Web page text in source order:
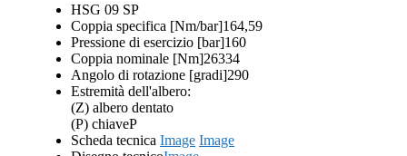
HSG 09 SP
Coppia specifica [Nm/bar]164,59
Pressione di esercizio [bar]160
Coppia nominale [Nm]26334
Angolo di rotazione [gradi]290
Estremità dell'albero:
(Z) albero dentato
(P) chiaveP
Scheda tecnica Image Image